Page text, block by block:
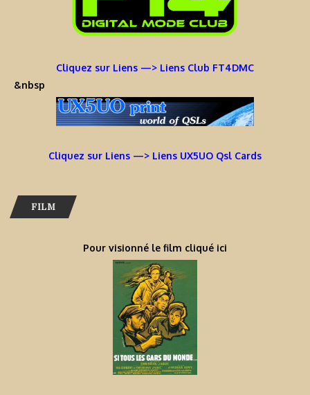
Cliquez sur Liens —> Liens Club FT4DMC
&nbsp
Cliquez sur Liens —> Liens UX5UO Qsl Cards
FILM
Pour visionné le film cliqué ici